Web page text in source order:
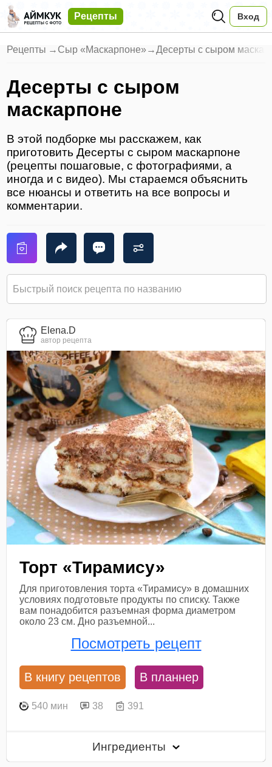
Рецепты Вход
Рецепты → Сыр «Маскарпоне»→Десерты с сыром
Десерты с сыром
маскарпоне
В этой подборке мы расскажем, как
приготовить Десерты с сыром маскарпоне
(рецепты пошаговые, с фотографиями, а
иногда и с видео). Мы стараемся объяснить
все нюансы и ответить на все вопросы и
комментарии.
Elena.D
автор рецепта
Торт «Тирамису»
Для приготовления торта «Тирамису» в домашних
условиях подготовьте продукты по списку. Также
вам понадобится разъемная форма диаметром
около 23 см. Дно разъемной...
Посмотреть рецепт
В книгу рецептов В планнер
540 мин 38 391
Ингредиенты